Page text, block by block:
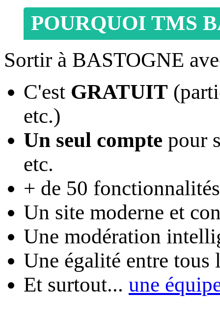
POURQUOI TMS
Sortir à BASTOGNE
C'est GRATUIT
etc.)
Un seul compte pour
etc.
+ de 50
Un site moderne et
Une modération
Une égalité entre tous
Et surtout... une